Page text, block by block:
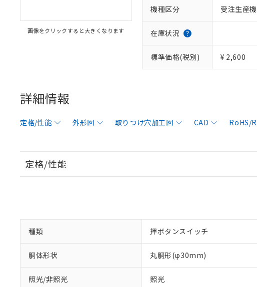
画像をクリックすると大きくなります
機種区分 受注生産
在庫状況
標準価格(税別) ¥ 2,600
詳細情報
定格/性能 外形図 取りつけ穴加工図 CAD RoHS/
定格/性能
種類 押ボタンスイッチ
胴体形状 丸胴形(φ30mm)
照光/非照光 照光